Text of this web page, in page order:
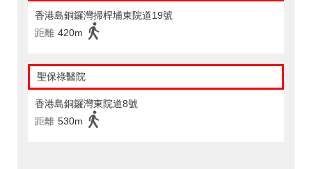
香港島銅鑼灣掃桿埔東院道19號
距離 420m
聖保祿醫院
香港島銅鑼灣東院道8號
距離 530m